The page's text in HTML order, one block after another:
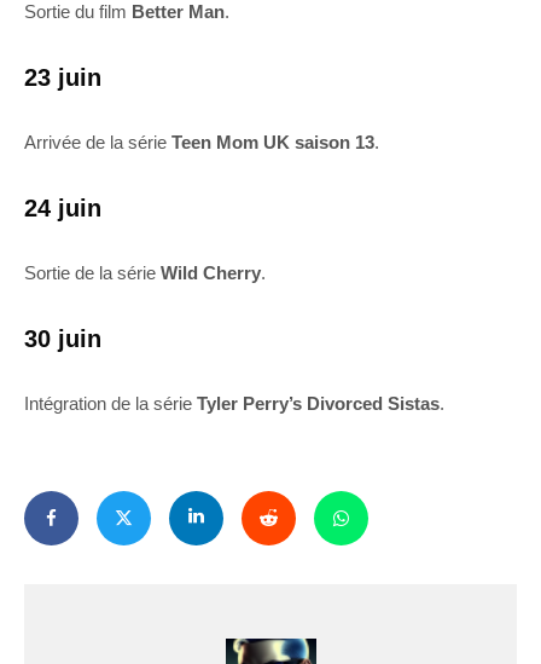
Sortie du film Better Man.
23 juin
Arrivée de la série Teen Mom UK saison 13.
24 juin
Sortie de la série Wild Cherry.
30 juin
Intégration de la série Tyler Perry’s Divorced Sistas.